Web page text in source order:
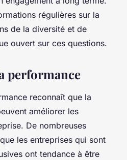
régulières sur la
de la diversité et de
ouvert sur ces questions.
performance
reconnaît que la
améliorer les
De nombreuses
les entreprises qui sont
ont tendance à être